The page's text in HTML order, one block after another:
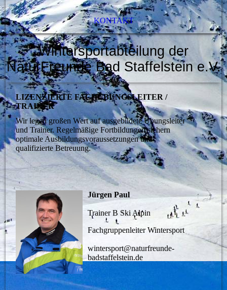
KONTAKT
Wintersportabteilung der
NaturFreunde Bad Staffelstein e.V.
LIZENZIERTE FACHÜBUNGSLEITER /
TRAINER
Wir legen großen Wert auf ausgebildete Übungsleiter
und Trainer. Regelmäßige Fortbildungen sichern
optimale Ausbildungsvoraussetzungen und
qualifizierte Betreuung.
Jürgen Paul
Trainer B Ski Alpin
Fachgruppenleiter Wintersport
wintersport@naturfreunde-
badstaffelstein.de